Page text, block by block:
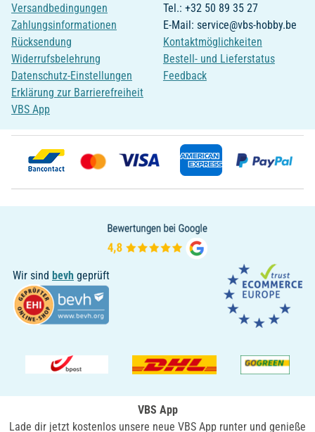
Versandbedingungen
Zahlungsinformationen
Rücksendung
Widerrufsbelehrung
Datenschutz-Einstellungen
Erklärung zur Barrierefreiheit
VBS App
Tel.: +32 50 89 35 27
E-Mail: service@vbs-hobby.be
Kontaktmöglichkeiten
Bestell- und Lieferstatus
Feedback
Wir sind bevh geprüft
VBS App
Lade dir jetzt kostenlos unsere neue VBS App runter und genieße